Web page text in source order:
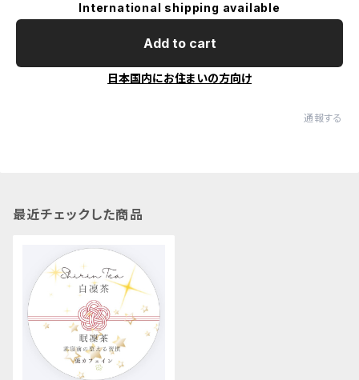
International shipping available
Add to cart
日本国内にお住まいの方向け
通報する
最近チェックした商品